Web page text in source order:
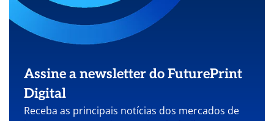
Assine a newsletter do FuturePrint
Digital
Receba as principais notícias dos mercados de